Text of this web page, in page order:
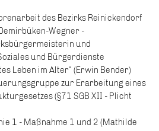
des Bezirks Reinickendorf
Wegner -
und
und Bürgerdienste
Leben im Alter“ (Erwin Bender)
zur Erarbeitung eines
(§71 SGB XII - Plicht
1 - Maßnahme 1 und 2 (Mathilde